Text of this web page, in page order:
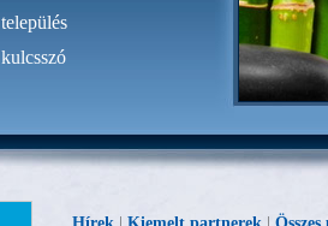
település
kulcsszó